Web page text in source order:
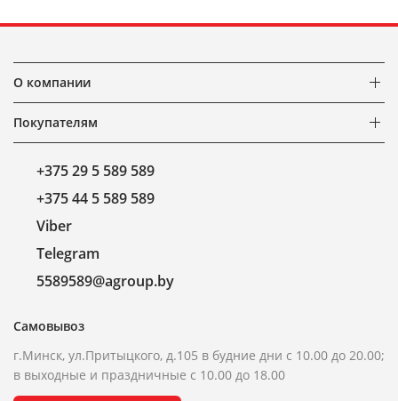
О компании
Покупателям
+375 29 5 589 589
+375 44 5 589 589
Viber
Telegram
5589589@agroup.by
Самовывоз
г.Минск, ул.Притыцкого, д.105 в будние дни с 10.00 до 20.00;
в выходные и праздничные с 10.00 до 18.00